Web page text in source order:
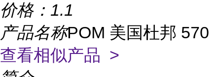
价格： 1.1
产品名称POM 美国杜邦 570
查看相似产品 >